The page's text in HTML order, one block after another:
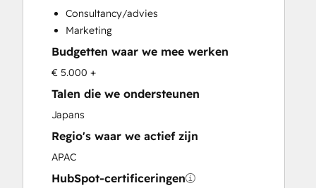
Sales Coaching and Training
Sales Enablement
Social Media
Website Design
Website Development
Consultancy/advies
Marketing
Budgetten waar we mee werken
€ 5.000 +
Talen die we ondersteunen
Japans
Regio's waar we actief zijn
APAC
HubSpot-certificeringen